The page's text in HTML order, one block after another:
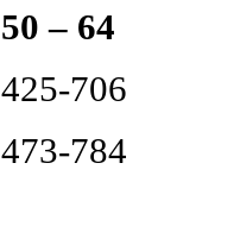
50 – 64
425-706
473-784